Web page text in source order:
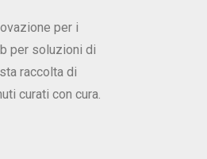
per i
per soluzioni di
raccolta di
curati con cura.